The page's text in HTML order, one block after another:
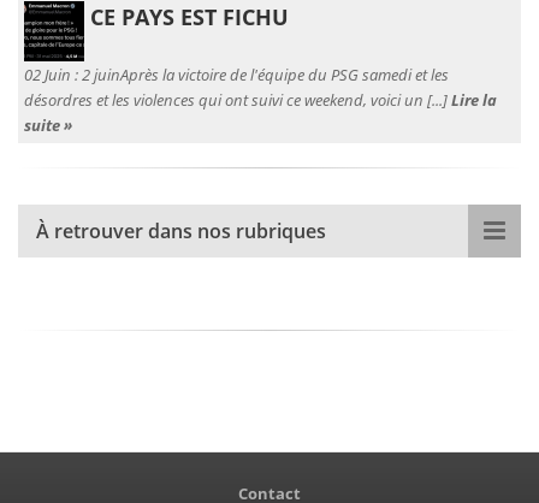
CE PAYS EST FICHU
02 Juin :2 juinAprès la victoire de l'équipe du PSG samedi et les
désordres et les violences qui ont suivi ce weekend, voici un [...]Lire la
suite »
À retrouver dans nos rubriques
Contact